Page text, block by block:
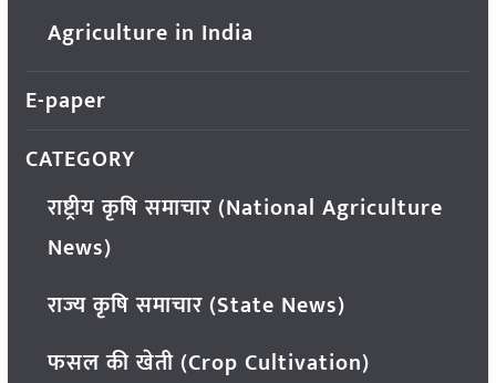
Agriculture in India
E-paper
CATEGORY
राष्ट्रीय कृषि समाचार (National Agriculture
News)
राज्य कृषि समाचार (State News)
फसल की खेती (Crop Cultivation)